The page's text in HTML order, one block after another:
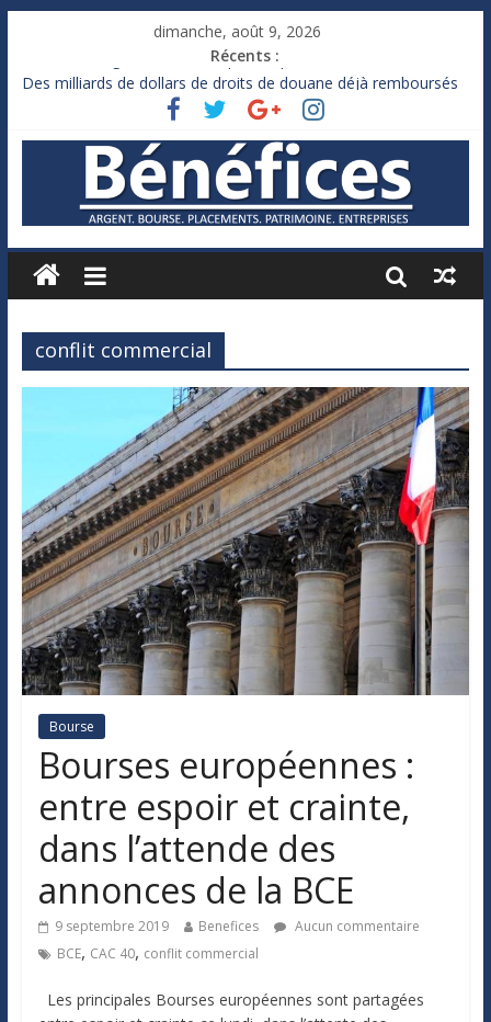
dimanche, août 9, 2026
Récents :
France : le logement mis à l’épreuve par la chaleur
Des milliards de dollars de droits de douane déjà remboursés
Xavier Niel, le milliardaire qui ne touche presque rien
Ruée des fortunes russes vers l’étranger
conflit commercial
Bourse
Bourses européennes :
entre espoir et crainte,
dans l’attende des
annonces de la BCE
9 septembre 2019 Benefices
Aucun commentaire
BCE, CAC 40, conflit commercial
Les principales Bourses européennes sont partagées